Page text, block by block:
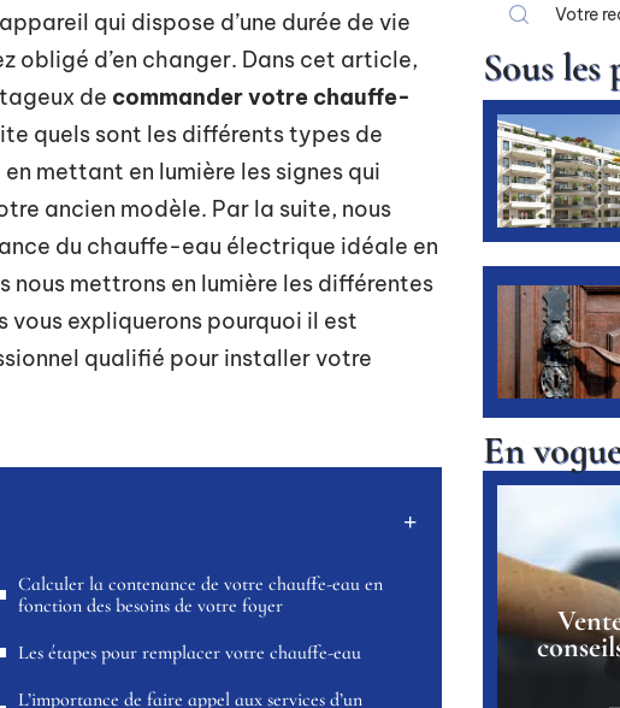
qui dispose d’une durée de vie
obligé d’en changer. Dans cet article,
de commander votre chauffe-
quels sont les différents types de
mettant en lumière les signes qui
ancien modèle. Par la suite, nous
du chauffe-eau électrique idéale en
mettrons en lumière les différentes
expliquerons pourquoi il est
qualifié pour installer votre
Calculer la contenance de votre chauffe-eau en
fonction des besoins de votre foyer
Les étapes pour remplacer votre chauffe-eau
L’importance de faire appel aux services d’un
Sous
En